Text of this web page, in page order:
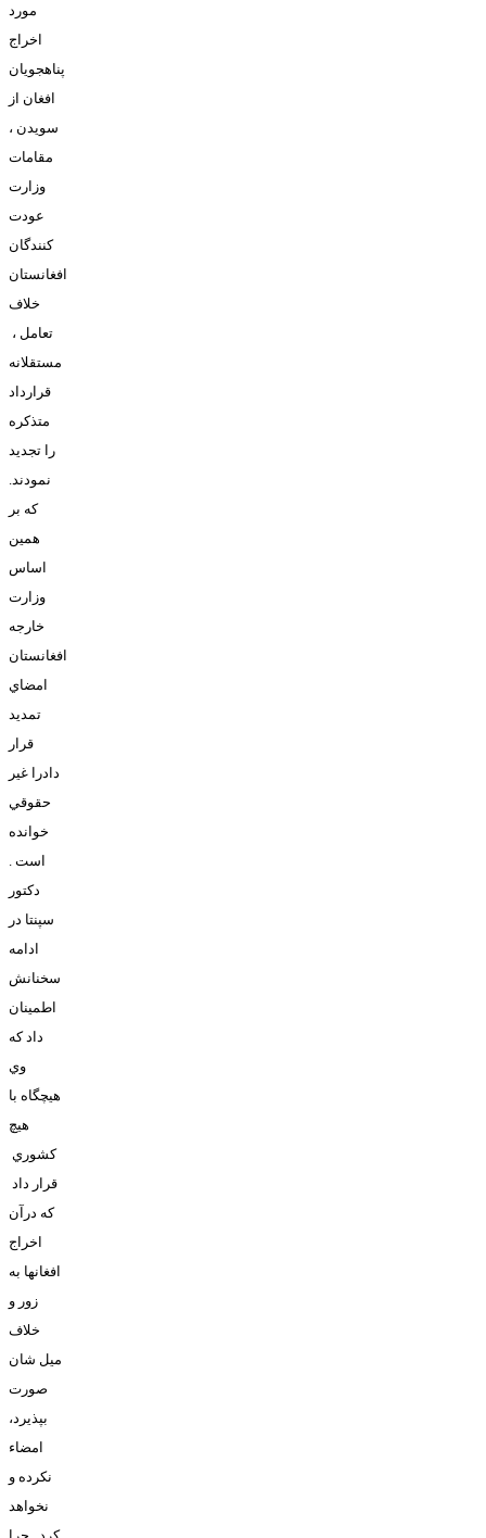
مورد
اخراج
پناهجويان
افغان از
سويدن ،
مقامات
وزارت
عودت
کنندگان
افغانستان
خلاف
تعامل ،
مستقلانه
قرارداد
متذکره
را تجديد
نمودند.
که بر
همين
اساس
وزارت
خارجه
افغانستان
امضاي
تمديد
قرار
دادرا غير
حقوقي
خوانده
است .
دکتور
سپنتا در
ادامه
سخنانش
اطمينان
داد که
وي
هيچگاه با
هيچ
کشوري
قرار داد
که درآن
اخراج
افغانها به
زور و
خلاف
ميل شان
صورت
بپذيرد،
امضاء
نکرده و
نخواهد